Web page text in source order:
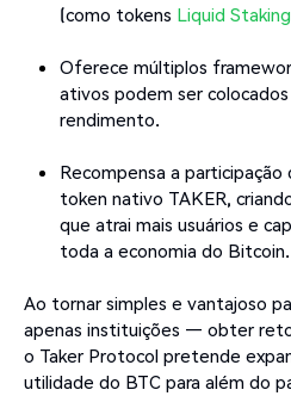
(como tokens Liquid Staking
Oferece múltiplos
ativos podem ser
rendimento.
Recompensa a participação
token nativo TAKER,
que atrai mais usuários e
toda a economia do Bitcoin.
Ao tornar simples e vantajoso
apenas instituições — obter
o Taker Protocol pretende
utilidade do BTC para além do